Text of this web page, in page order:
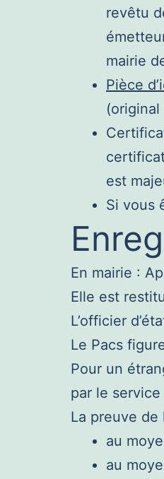
revêtu
mairie
Pièce
est
Si vous
En mairie :
Elle est
L’officier
Le Pacs
Pour un
par le
La preuve de
au
au